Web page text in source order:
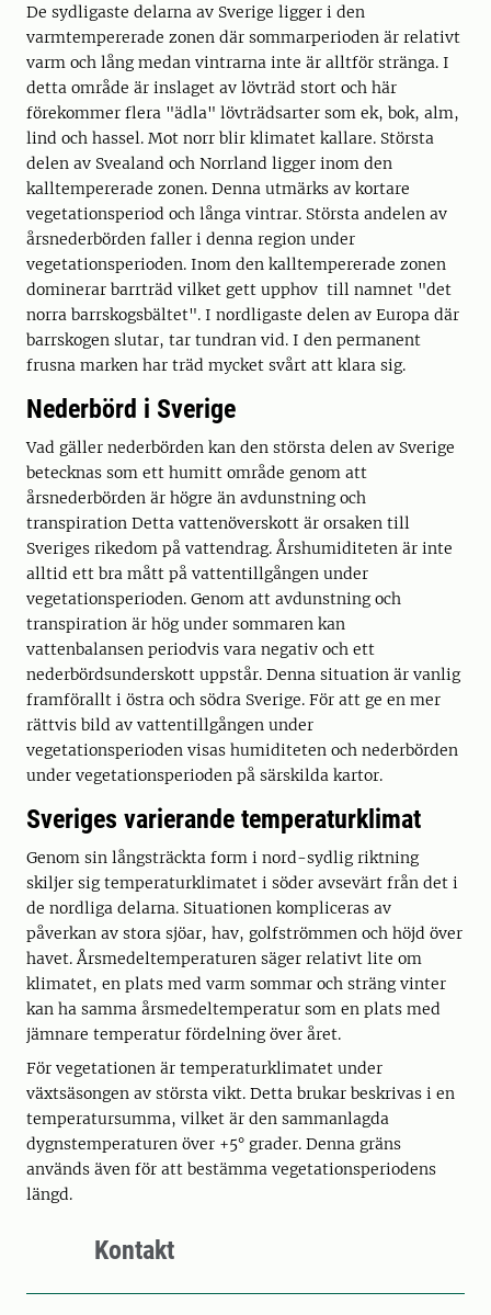
De sydligaste delarna av Sverige ligger i den
varmtempererade zonen där sommarperioden är relativt
varm och lång medan vintrarna inte är alltför stränga. I
detta område är inslaget av lövträd stort och här
förekommer flera "ädla" lövträdsarter som ek, bok, alm,
lind och hassel. Mot norr blir klimatet kallare. Största
delen av Svealand och Norrland ligger inom den
kalltempererade zonen. Denna utmärks av kortare
vegetationsperiod och långa vintrar. Största andelen av
årsnederbörden faller i denna region under
vegetationsperioden. Inom den kalltempererade zonen
dominerar barrträd vilket gett upphov till namnet "det
norra barrskogsbältet". I nordligaste delen av Europa där
barrskogen slutar, tar tundran vid. I den permanent
frusna marken har träd mycket svårt att klara sig.
Nederbörd i Sverige
Vad gäller nederbörden kan den största delen av Sverige
betecknas som ett humitt område genom att
årsnederbörden är högre än avdunstning och
transpiration Detta vattenöverskott är orsaken till
Sveriges rikedom på vattendrag. Årshumiditeten är inte
alltid ett bra mått på vattentillgången under
vegetationsperioden. Genom att avdunstning och
transpiration är hög under sommaren kan
vattenbalansen periodvis vara negativ och ett
nederbördsunderskott uppstår. Denna situation är vanlig
framförallt i östra och södra Sverige. För att ge en mer
rättvis bild av vattentillgången under
vegetationsperioden visas humiditeten och nederbörden
under vegetationsperioden på särskilda kartor.
Sveriges varierande temperaturklimat
Genom sin långsträckta form i nord-sydlig riktning
skiljer sig temperaturklimatet i söder avsevärt från det i
de nordliga delarna. Situationen kompliceras av
påverkan av stora sjöar, hav, golfströmmen och höjd över
havet. Årsmedeltemperaturen säger relativt lite om
klimatet, en plats med varm sommar och sträng vinter
kan ha samma årsmedeltemperatur som en plats med
jämnare temperatur fördelning över året.
För vegetationen är temperaturklimatet under
växtsäsongen av största vikt. Detta brukar beskrivas i en
temperatursumma, vilket är den sammanlagda
dygnstemperaturen över +5° grader. Denna gräns
används även för att bestämma vegetationsperiodens
längd.
Kontakt